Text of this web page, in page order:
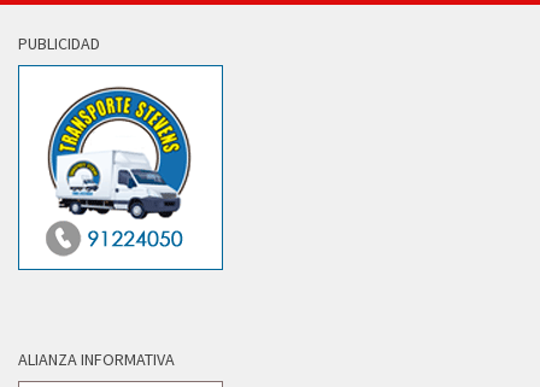
PUBLICIDAD
ALIANZA INFORMATIVA